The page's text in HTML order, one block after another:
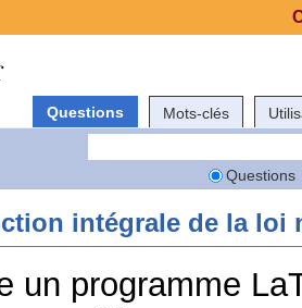
Questions Mots-clés
Questions
intégrale de la loi
un programme